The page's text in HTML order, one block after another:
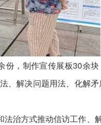
，制作宣传展板30余
、解决问题用法、化解
治方式推动信访工作、